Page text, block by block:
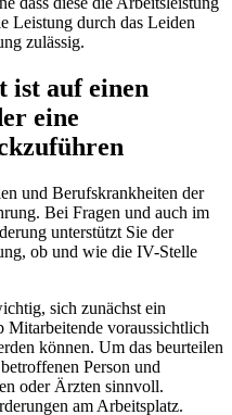
Leistung durch das Leiden
zulässig.
ist auf einen
eine
und Berufskrankheiten der
Bei Fragen und auch im
unterstützt Sie der
ob und wie die IV-Stelle
sich zunächst ein
Mitarbeitende voraussichtlich
können. Um das beurteilen
Person und
oder Ärzten sinnvoll.
am Arbeitsplatz.